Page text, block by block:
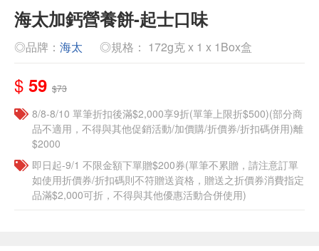
海太加鈣營養餅-起士口味
◎品牌： 海太 ◎規格： 172g克 x 1 x 1Box盒
$ 59 $73
8/8-8/10 單筆折扣後滿$2,000享9折(單筆上限折$500)(部分商
品不適用，不得與其他促銷活動/加價購/折價券/折扣碼併用)離
$2000
即日起-9/1 不限金額下單贈$200券(單筆不累贈，請注意訂單
如使用折價券/折扣碼則不符贈送資格，贈送之折價券消費指定
品滿$2,000可折，不得與其他優惠活動合併使用)